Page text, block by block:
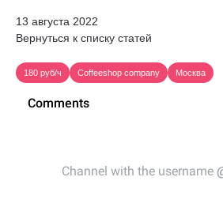
13 августа 2022
Вернуться к списку статей
180 руб/ч Coffeeshop company Москва